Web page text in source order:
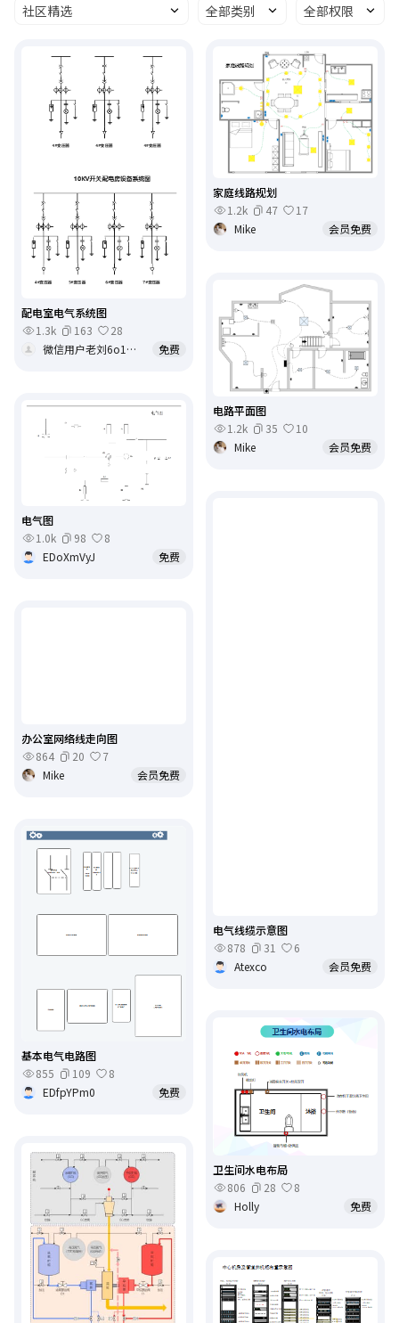
社区精选 全部类别 全部权限
配电室电气系统图
1.3k
163
28
微信用户老刘6o1dIcFRVA
免费
家庭线路规划
1.2k
47
17
Mike
会员免费
电路平面图
1.2k
35
10
Mike
会员免费
电气图
1.0k
98
8
EDoXmVyJ
免费
电气线缆示意图
878
31
6
Atexco
会员免费
办公室网络线走向图
864
20
7
Mike
会员免费
基本电气电路图
855
109
8
EDfpYPm0
免费
卫生间水电布局
806
28
8
Holly
免费